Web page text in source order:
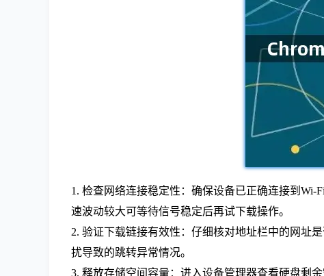
1. 检查网络连接稳定性：确保设备已正确连接到
速波动较大可等待信号稳定后再试下载操作。
2. 验证下载链接有效性：仔细核对地址栏中的网址
扰导致的跳转异常情况。
3. 释放存储空间容量：进入设备管理器查看硬盘剩